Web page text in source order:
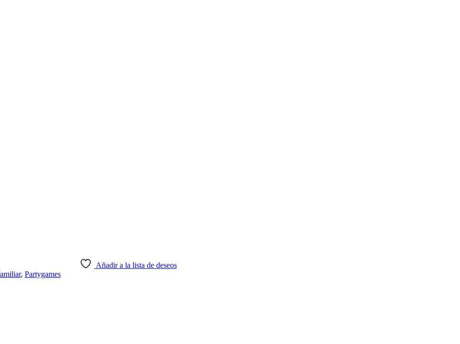
Añadir a la lista de deseos
, Partygames